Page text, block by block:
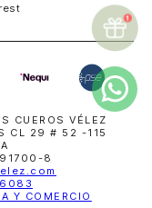
CUEROS VÉLEZ
CL 29 # 52 -115
8
Y COMERCIO